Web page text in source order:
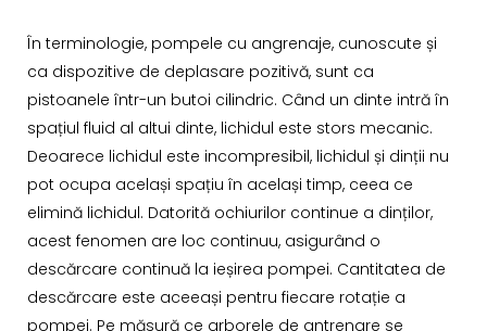
În terminologie, pompele cu angrenaje, cunoscute și
ca dispozitive de deplasare pozitivă, sunt ca
pistoanele într-un butoi cilindric. Când un dinte intră în
spațiul fluid al altui dinte, lichidul este stors mecanic.
Deoarece lichidul este incompresibil, lichidul și dinții nu
pot ocupa același spațiu în același timp, ceea ce
elimină lichidul. Datorită ochiurilor continue a dinților,
acest fenomen are loc continuu, asigurând o
descărcare continuă la ieșirea pompei. Cantitatea de
descărcare este aceeași pentru fiecare rotație a
pompei. Pe măsură ce arborele de antrenare se